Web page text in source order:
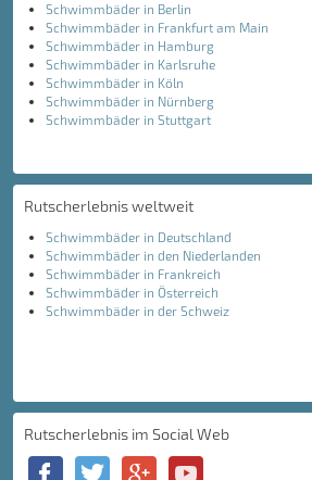
Schwimmbäder in Berlin
Schwimmbäder in Frankfurt am Main
Schwimmbäder in Hamburg
Schwimmbäder in Karlsruhe
Schwimmbäder in Köln
Schwimmbäder in Nürnberg
Schwimmbäder in Stuttgart
Rutscherlebnis weltweit
Schwimmbäder in Deutschland
Schwimmbäder in den Niederlanden
Schwimmbäder in Frankreich
Schwimmbäder in Österreich
Schwimmbäder in der Schweiz
Rutscherlebnis im Social Web